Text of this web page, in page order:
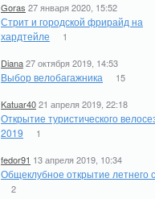
Goras 27 января 2020, 15:52
Стрит и городской фрирайд на
хардтейле
1
Diana27 октября 2019, 14:53
Выбор велобагажника 15
Katuar4021 апреля 2019, 22:18
Открытие туристического
2019
1
fedor91 13 апреля 2019, 10:34
Общеклубное открытие летнего
2